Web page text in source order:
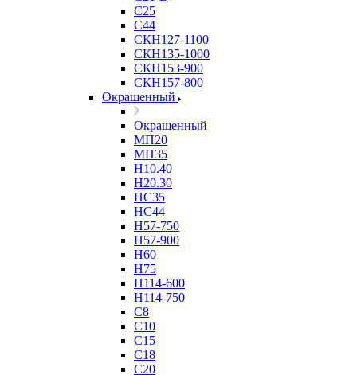
С25
С44
СКН127-1100
СКН135-1000
СКН153-900
СКН157-800
Окрашенный
Окрашенный
МП20
МП35
Н10.40
Н20.30
НС35
НС44
Н57-750
Н57-900
Н60
Н75
Н114-600
Н114-750
С8
С10
С15
С18
С20